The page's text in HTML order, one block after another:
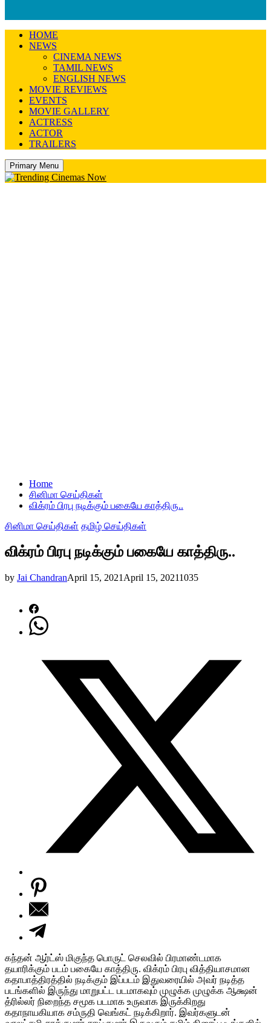
HOME
NEWS
CINEMA NEWS
TAMIL NEWS
ENGLISH NEWS
MOVIE REVIEWS
EVENTS
MOVIE GALLERY
ACTRESS
ACTOR
TRAILERS
Primary Menu
Home
சினிமா செய்திகள்
விக்ரம் பிரபு நடிக்கும் பகையே காத்திரு..
சினிமா செய்திகள் தமிழ் செய்திகள்
விக்ரம் பிரபு நடிக்கும் பகையே காத்திரு..
by Jai ChandranApril 15, 2021 April 15, 20211035
கந்தன் ஆர்ட்ஸ் மிகுந்த பொருட் செலவில் பிரமாண்டமாக
தயாரிக்கும் படம் பகையே காத்திரு. விக்ரம் பிரபு வித்தியாசமான
கதாபாத்திரத்தில் நடிக்கும் இப்படம் இதுவரையில் அவர் நடித்த
படங்களில் இருந்து மாறுபட்ட படமாகவும் முழுக்க முழுக்க ஆக்ஷன்
த்ரில்லர் நிறைந்த சமூக படமாக உருவாக இருக்கிறது
கதாநாயகியாக சம்ருதி வெங்கட் நடிக்கிறார். இவர்களுடன்